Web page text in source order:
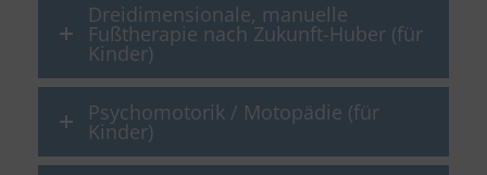
Dreidimensionale, manuelle
Fußtherapie nach Zukunft-Huber (für
Kinder)
Psychomotorik / Motopädie (für
Kinder)